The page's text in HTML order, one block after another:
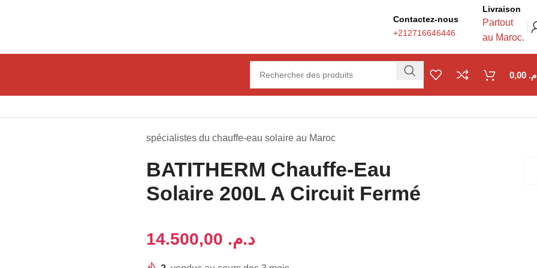
Contactez-nous
+212716646446
Livraison
Partout
au Maroc.
spécialistes du chauffe-eau solaire au Maroc
BATITHERM Chauffe-Eau
Solaire 200L A Circuit Fermé
د.م.